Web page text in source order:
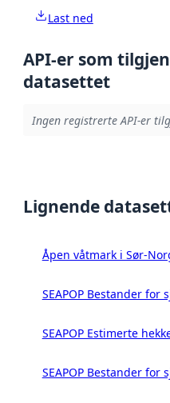
Last ned
API-er som
datasettet
Ingen registrerte API-er
Lignende
Åpen våtmark i Sør-
SEAPOP Bestander
SEAPOP Estimerte
SEAPOP Bestander